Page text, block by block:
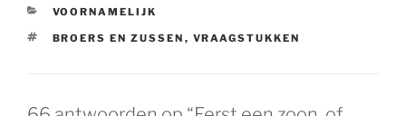
CATEGORIEËN
VOORNAMELIJK
TAGS
BROERS EN ZUSSEN , VRAAGSTUKKEN